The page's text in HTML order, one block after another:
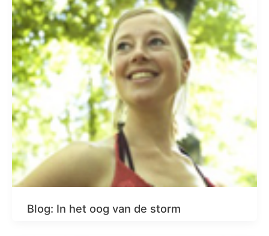
Blog: In het oog van de storm